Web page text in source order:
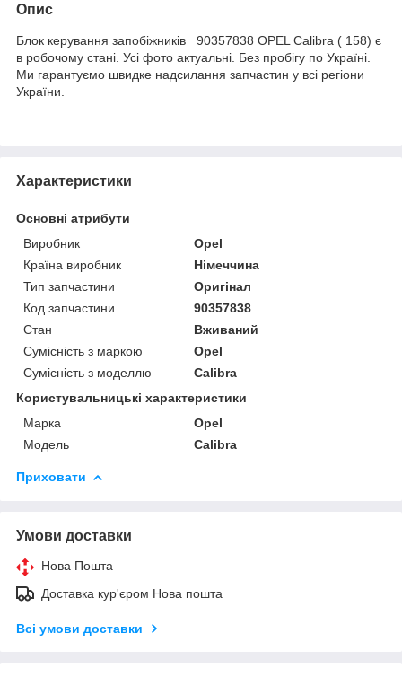
Опис
Блок керування запобіжників 90357838 OPEL Calibra ( 158) є
в робочому стані. Усі фото актуальні. Без пробігу по Україні.
Ми гарантуємо швидке надсилання запчастин у всі регіони
України.
Характеристики
Основні атрибути
Виробник
Opel
Країна виробник
Німеччина
Тип запчастини
Оригінал
Код запчастини
90357838
Стан
Вживаний
Сумісність з маркою
Opel
Сумісність з моделлю
Calibra
Користувальницькі характеристики
Марка
Opel
Модель
Calibra
Приховати
Умови доставки
Нова Пошта
Доставка кур'єром Нова пошта
Всі умови доставки